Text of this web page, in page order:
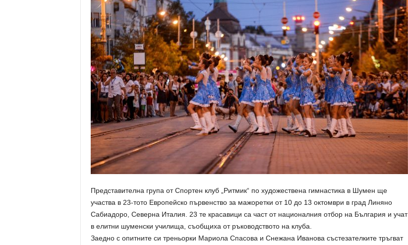
Представителна група от Спортен клуб „Ритмик“ по художествена гимнастика в Шумен ще
участва в 23-тото Европейско първенство за мажоретки от 10 до 13 октомври в град Линяно
Сабиадоро, Северна Италия. 23 те красавици са част от националния отбор на България и учат
в елитни шуменски училища, съобщиха от ръководството на клуба.
Заедно с опитните си треньорки Мариола Спасова и Снежана Иванова състезателките тръгват